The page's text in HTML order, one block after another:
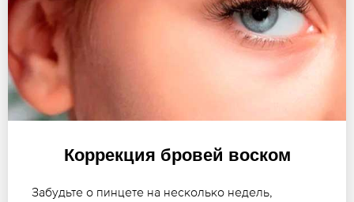
Коррекция бровей воском
Забудьте о пинцете на несколько недель,